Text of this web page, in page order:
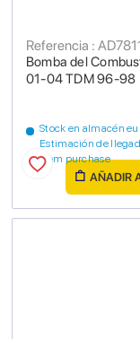
Bomba del
01-04 TDM 96-98
Referencia :
Stock en almacén
Estimación de
from purchase
AÑADIR